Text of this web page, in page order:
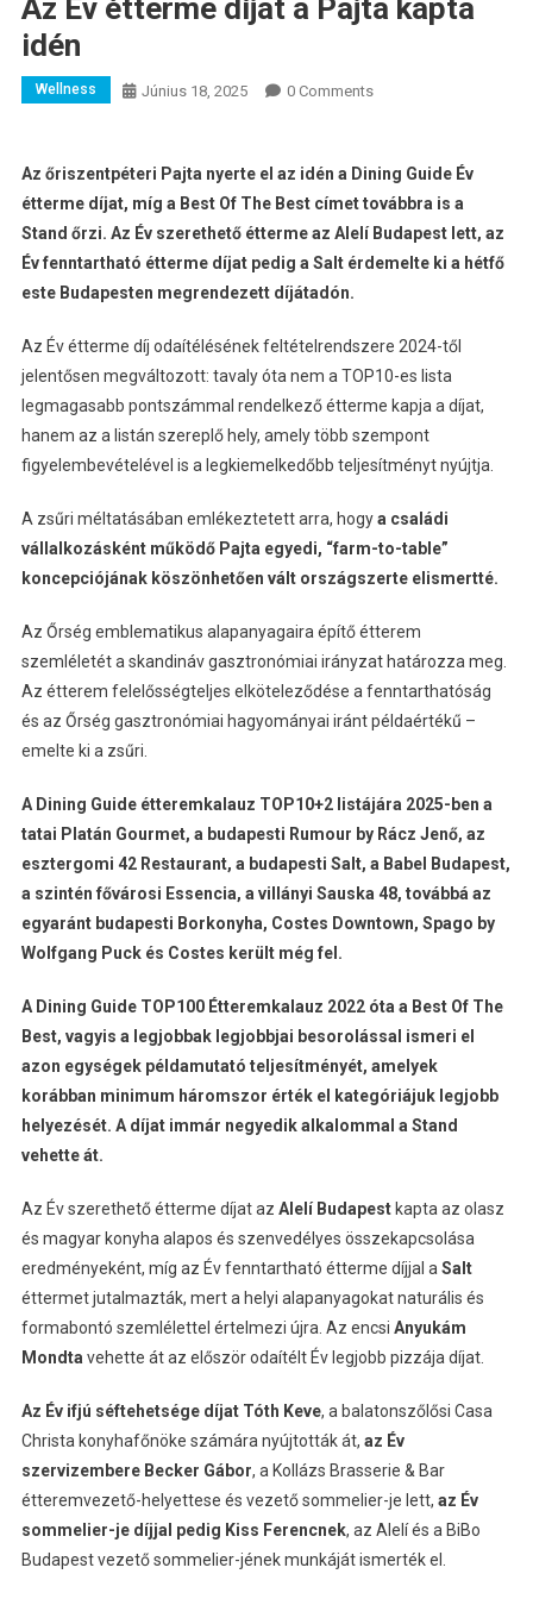
Az Év étterme díjat a Pajta kapta
idén
Wellness Június 18, 2025 0 Comments
Az őriszentpéteri Pajta nyerte el az idén a Dining Guide Év
étterme díjat, míg a Best Of The Best címet továbbra is a
Stand őrzi. Az Év szerethető étterme az Alelí Budapest lett, az
Év fenntartható étterme díjat pedig a Salt érdemelte ki a hétfő
este Budapesten megrendezett díjátadón.
Az Év étterme díj odaítélésének feltételrendszere 2024-től
jelentősen megváltozott: tavaly óta nem a TOP10-es lista
legmagasabb pontszámmal rendelkező étterme kapja a díjat,
hanem az a listán szereplő hely, amely több szempont
figyelembevételével is a legkiemelkedőbb teljesítményt nyújtja.
A zsűri méltatásában emlékeztetett arra, hogya családi
vállalkozásként működő Pajta egyedi, “farm-to-table”
koncepciójának köszönhetően vált országszerte elismertté.
Az Őrség emblematikus alapanyagaira építő étterem
szemléletét a skandináv gasztronómiai irányzat határozza meg.
Az étterem felelősségteljes elköteleződése a fenntarthatóság
és az Őrség gasztronómiai hagyományai iránt példaértékű –
emelte ki a zsűri.
A Dining Guide étteremkalauz TOP10+2 listájára 2025-ben a
tatai Platán Gourmet, a budapesti Rumour by Rácz Jenő, az
esztergomi 42 Restaurant, a budapesti Salt, a Babel Budapest,
a szintén fővárosi Essencia, a villányi Sauska 48, továbbá az
egyaránt budapesti Borkonyha, Costes Downtown, Spago by
Wolfgang Puck és Costes került még fel.
A Dining Guide TOP100 Étteremkalauz 2022 óta a Best Of The
Best, vagyis a legjobbak legjobbjai besorolással ismeri el
azon egységek példamutató teljesítményét, amelyek
korábban minimum háromszor érték el kategóriájuk legjobb
helyezését. A díjat immár negyedik alkalommal a Stand
vehette át.
Az Év szerethető étterme díjat az Alelí Budapestkapta az olasz
és magyar konyha alapos és szenvedélyes összekapcsolása
eredményeként, míg az Év fenntartható étterme díjjal a Salt
éttermet jutalmazták, mert a helyi alapanyagokat naturális és
formabontó szemlélettel értelmezi újra. Az encsi Anyukám
Mondta vehette át az először odaítélt Év legjobb pizzája díjat.
Az Év ifjú séftehetsége díjat Tóth Keve, a balatonszőlősi Casa
Christa konyhafőnöke számára nyújtották át, az Év
szervizembere Becker Gábor, a Kollázs Brasserie & Bar
étteremvezető-helyettese és vezető sommelier-je lett, az Év
sommelier-je díjjal pedig Kiss Ferencnek, az Alelí és a BiBo
Budapest vezető sommelier-jének munkáját ismerték el.